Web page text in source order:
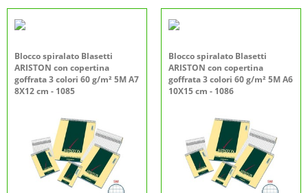
Blocco spiralato Blasetti
ARISTON con copertina
goffrata 3 colori 60 g/m² 5M A7
8X12 cm - 1085
Blocco spiralato Blasetti
ARISTON con copertina
goffrata 3 colori 60 g/m² 5M A6
10X15 cm - 1086